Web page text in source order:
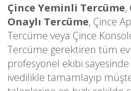
Çince Yeminli Tercüme,
Onaylı Tercüme, Çince
Tercüme veya Çince
Tercüme gerektiren tüm
profesyonel ekibi sayesinde
ivedilikle tamamlayıp